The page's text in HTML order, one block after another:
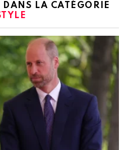
DANS LA CATÉGORIE